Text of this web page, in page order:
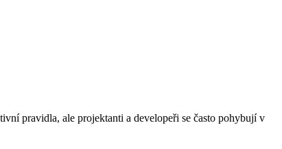
pravidla, ale projektanti a developeři se často pohybují v